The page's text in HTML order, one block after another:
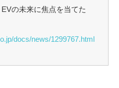
の未来に焦点を当てた
docs/news/1299767.html